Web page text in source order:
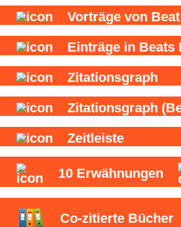
Vorträge von
Einträge in Beats
Zitationsgraph
Zitationsgraph
Zeitleiste
10 Erwähnungen
Co-zitierte Bücher